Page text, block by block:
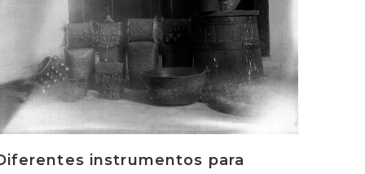
instrumentos para